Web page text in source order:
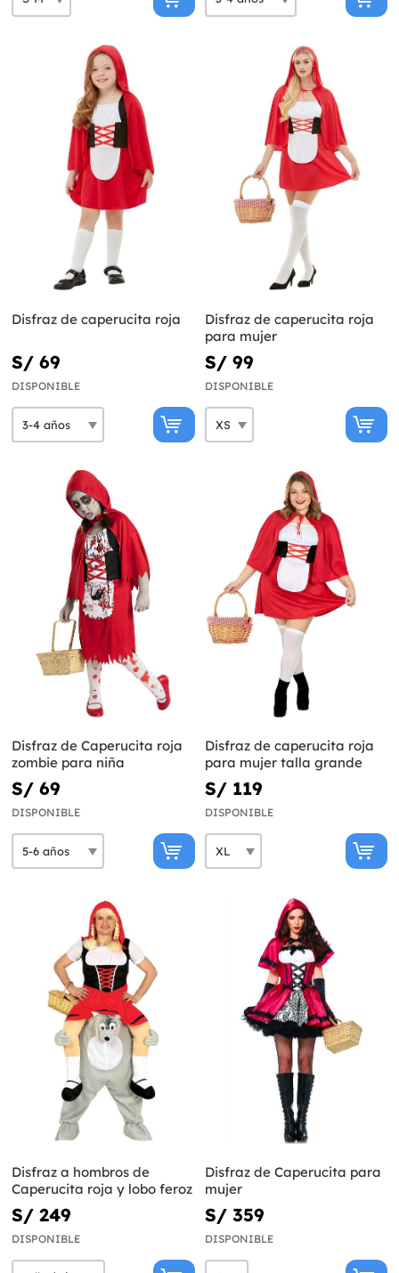
Disfraz de caperucita roja
S/ 69
DISPONIBLE
Disfraz de caperucita roja
para mujer
S/ 99
DISPONIBLE
Disfraz de Caperucita roja
zombie para niña
S/ 69
DISPONIBLE
Disfraz de caperucita roja
para mujer talla grande
S/ 119
DISPONIBLE
Disfraz a hombros de
Caperucita roja y lobo feroz
S/ 249
DISPONIBLE
Disfraz de Caperucita para
mujer
S/ 359
DISPONIBLE